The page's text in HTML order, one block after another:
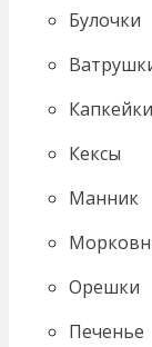
Булочки
Капкейки
Кексы
Манник
Орешки
Печенье